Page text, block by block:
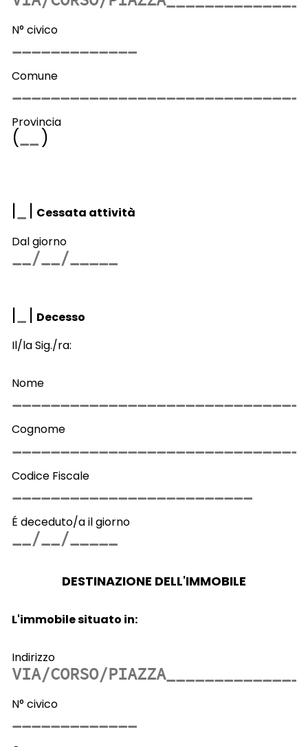
N° civico
Comune
Provincia
( )
| | Cessata attività
Dal giorno
| | Decesso
Il/la Sig./ra:
Nome
Cognome
Codice Fiscale
É deceduto/a il giorno
DESTINAZIONE DELL'IMMOBILE
L'immobile situato in:
Indirizzo
N° civico